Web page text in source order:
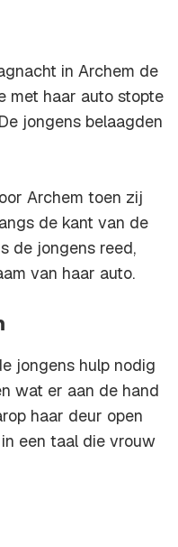
in Archem de
met haar auto stopte
jongens belaagden
Archem toen zij
de kant van de
de jongens reed,
van haar auto.
jongens hulp nodig
wat er aan de hand
haar deur open
een taal die vrouw